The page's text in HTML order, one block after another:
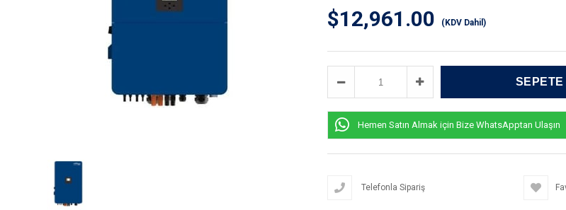
$12,961.00 (KDV Dahil)
Hemen Satın Almak için Bize WhatsApptan Ulaşın
Telefonla Sipariş